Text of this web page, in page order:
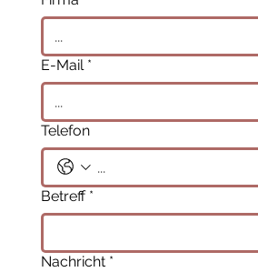
E-Mail *
Telefon
Betreff *
Nachricht *